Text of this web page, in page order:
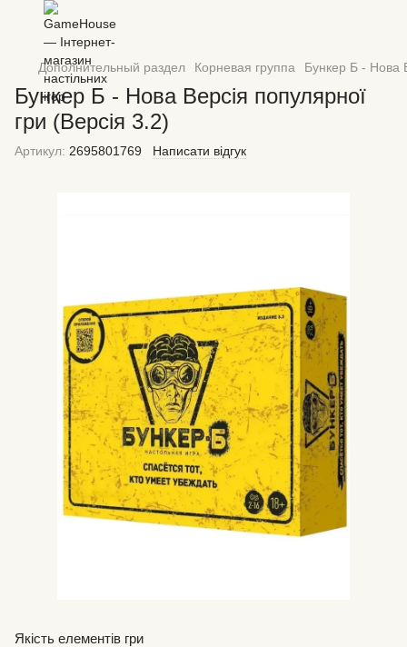
Дополнительный раздел Корневая группа Бункер Б - Нова
Бункер Б - Нова Версія популярної
гри (Версія 3.2)
Артикул: 2695801769 Написати відгук
Якість елементів гри